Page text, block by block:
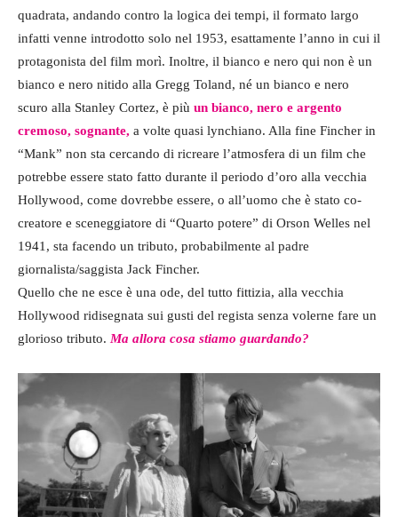
quadrata, andando contro la logica dei tempi, il formato largo
infatti venne introdotto solo nel 1953, esattamente l’anno in cui il
protagonista del film morì. Inoltre, il bianco e nero qui non è un
bianco e nero nitido alla Gregg Toland, né un bianco e nero
scuro alla Stanley Cortez, è più un bianco, nero e argento
cremoso, sognante, a volte quasi lynchiano. Alla fine Fincher in
“Mank” non sta cercando di ricreare l’atmosfera di un film che
potrebbe essere stato fatto durante il periodo d’oro alla vecchia
Hollywood, come dovrebbe essere, o all’uomo che è stato co-
creatore e sceneggiatore di “Quarto potere” di Orson Welles nel
1941, sta facendo un tributo, probabilmente al padre
giornalista/saggista Jack Fincher.
Quello che ne esce è una ode, del tutto fittizia, alla vecchia
Hollywood ridisegnata sui gusti del regista senza volerne fare un
glorioso tributo. Ma allora cosa stiamo guardando?